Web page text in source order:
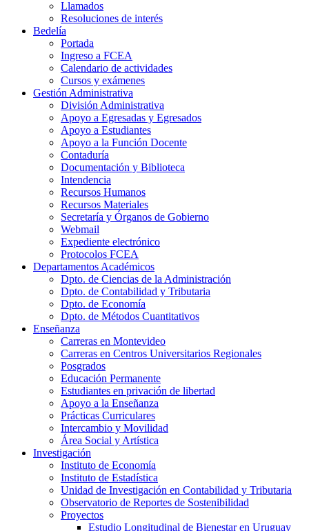
Llamados
Resoluciones de interés
Bedelía
Portada
Ingreso a FCEA
Calendario de actividades
Cursos y exámenes
Gestión Administrativa
División Administrativa
Apoyo a Egresadas y Egresados
Apoyo a Estudiantes
Apoyo a la Función Docente
Contaduría
Documentación y Biblioteca
Intendencia
Recursos Humanos
Recursos Materiales
Secretaría y Órganos de Gobierno
Webmail
Expediente electrónico
Protocolos FCEA
Departamentos Académicos
Dpto. de Ciencias de la Administración
Dpto. de Contabilidad y Tributaria
Dpto. de Economía
Dpto. de Métodos Cuantitativos
Enseñanza
Carreras en Montevideo
Carreras en Centros Universitarios Regionales
Posgrados
Educación Permanente
Estudiantes en privación de libertad
Apoyo a la Enseñanza
Prácticas Curriculares
Intercambio y Movilidad
Área Social y Artística
Investigación
Instituto de Economía
Instituto de Estadística
Unidad de Investigación en Contabilidad y Tributaria
Observatorio de Reportes de Sostenibilidad
Proyectos
Estudio Longitudinal de Bienestar en Uruguay